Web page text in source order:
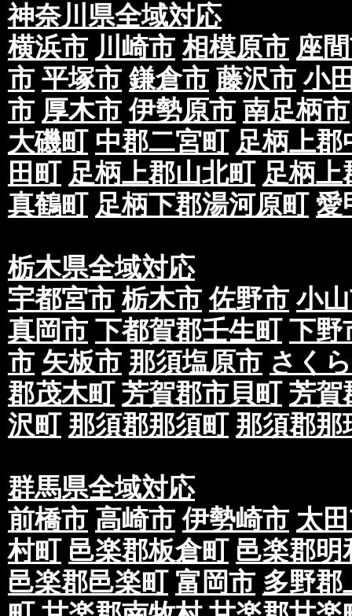
神奈川県全域対応
横浜市 川崎市 相模原市 座
市 平塚市 鎌倉市 藤沢市 小
市 厚木市 伊勢原市 南足柄市
大磯町 中郡二宮町 足柄上郡
田町 足柄上郡山北町 足柄上
真鶴町 足柄下郡湯河原町 愛
栃木県全域対応
宇都宮市 栃木市 佐野市 小
真岡市 下都賀郡壬生町 下野
市 矢板市 那須塩原市 さく
郡茂木町 芳賀郡市貝町 芳賀
沢町 那須郡那須町 那須郡那
群馬県全域対応
前橋市 高崎市 伊勢崎市 太
村町 邑楽郡板倉町 邑楽郡明
邑楽郡邑楽町 富岡市 多野郡